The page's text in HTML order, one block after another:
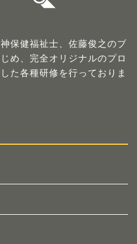
保健福祉士、佐藤俊之のブ
め、完全オリジナルのプロ
た各種研修を行っておりま